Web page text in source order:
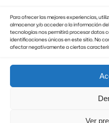
Para ofrecer las mejores experiencias,
almacenar y/o acceder a la información
tecnologías nos permitirá procesar datos
identificaciones únicas en este sitio. No
afectar negativamente a ciertas
Ver
PARTY